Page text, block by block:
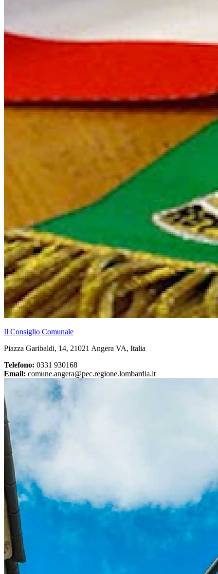
Il Consiglio Comunale
Piazza Garibaldi, 14, 21021 Angera VA, Italia
Telefono: 0331 930168
Email: comune.angera@pec.regione.lombardia.it